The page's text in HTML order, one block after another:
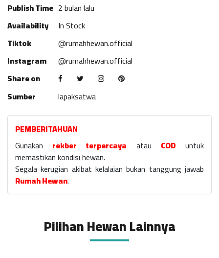
Publish Time 2 bulan lalu
Availability
In Stock
Tiktok
@rumahhewan.official
Instagram
@rumahhewan.official
Share on
Sumber
lapaksatwa
PEMBERITAHUAN
Gunakan rekber terpercaya atau COD untuk
memastikan kondisi hewan.
Segala kerugian akibat kelalaian bukan tanggung jawab
Rumah Hewan.
Pilihan Hewan Lainnya